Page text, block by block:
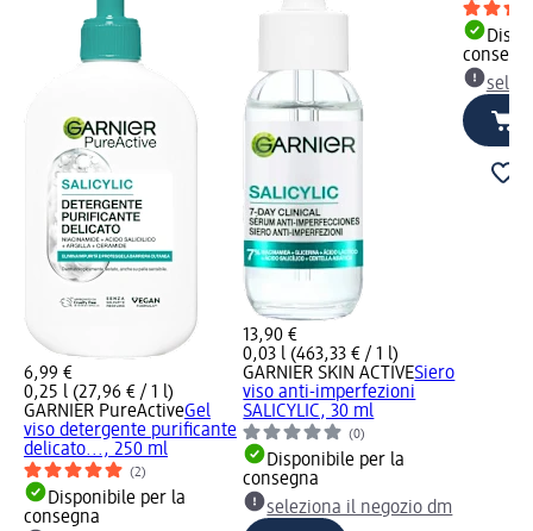
6,99 €
0,25 l (27,96 € / 1 l)
GARNIER PureActiveGel
viso detergente purificante
delicato..., 250 ml
(2)
Disponibile per la
consegna
13,90 €
0,03 l (463,33 € / 1 l)
GARNIER SKIN ACTIVESiero
viso anti-imperfezioni
SALICYLIC, 30 ml
(0)
Disponibile per la
consegna
seleziona il negozio dm